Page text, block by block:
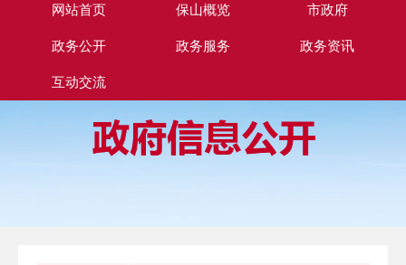
网站首页 保山概览 市政府
政务公开 政务服务 政务资讯
互动交流